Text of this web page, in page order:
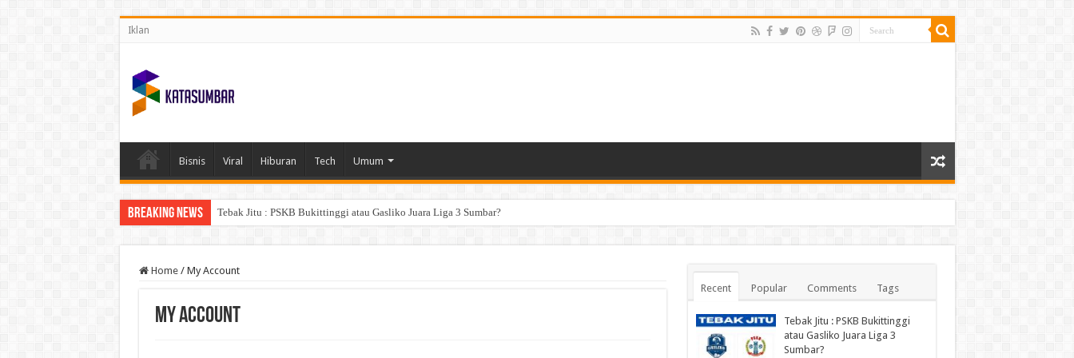
Iklan
Bisnis Viral Hiburan Tech Umum
Breaking News Tebak Jitu : PSKB Bukittinggi atau Gasliko Juara Liga 3 Sumbar?
Home / My Account
My Account
Recent Popular Comments Tags
Tebak Jitu : PSKB Bukittinggi
atau Gasliko Juara Liga 3
Sumbar?